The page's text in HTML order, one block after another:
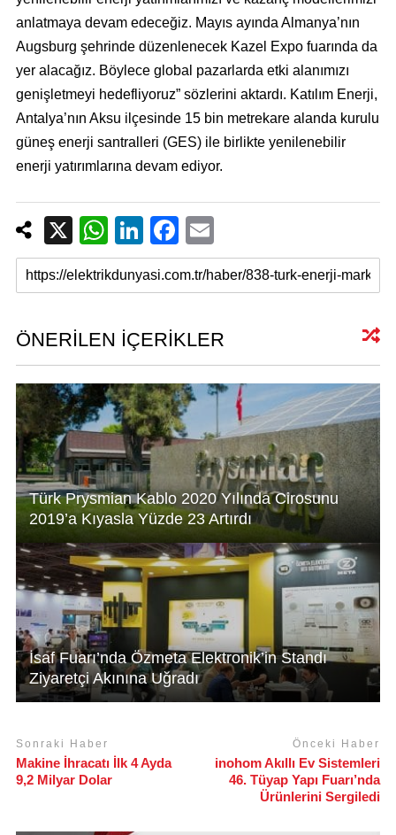
anlatmaya devam edeceğiz. Mayıs ayında Almanya’nın
Augsburg şehrinde düzenlenecek Kazel Expo fuarında da
yer alacağız. Böylece global pazarlarda etki alanımızı
genişletmeyi hedefliyoruz” sözlerini aktardı. Katılım Enerji,
Antalya’nın Aksu ilçesinde 15 bin metrekare alanda kurulu
güneş enerji santralleri (GES) ile birlikte yenilenebilir
enerji yatırımlarına devam ediyor.
X
W
h
at
A
p
p
Li
n
k
dI
n
F
a
c
b
o
o
k
m
ail
ÖNERİLEN İÇERİKLER
Türk Prysmian Kablo 2020 Yılında Cirosunu
2019’a Kıyasla Yüzde 23 Artırdı
İsaf Fuarı’nda Özmeta Elektronik’in Standı
Ziyaretçi Akınına Uğradı
Sonraki Haber
Makine İhracatı İlk 4 Ayda
9,2 Milyar Dolar
Önceki Haber
inohom Akıllı Ev Sistemleri
46. Tüyap Yapı Fuarı’nda
Ürünlerini Sergiledi